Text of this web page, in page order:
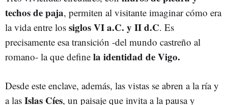
techos de paja, permiten al visitante imaginar cómo era
la vida entre los siglos VI a.C. y II d.C. Es
precisamente esa transición -del mundo castreño al
romano- la que define la identidad de Vigo.
Desde este enclave, además, las vistas se abren a la ría y
a las Islas Cíes, un paisaje que invita a la pausa y